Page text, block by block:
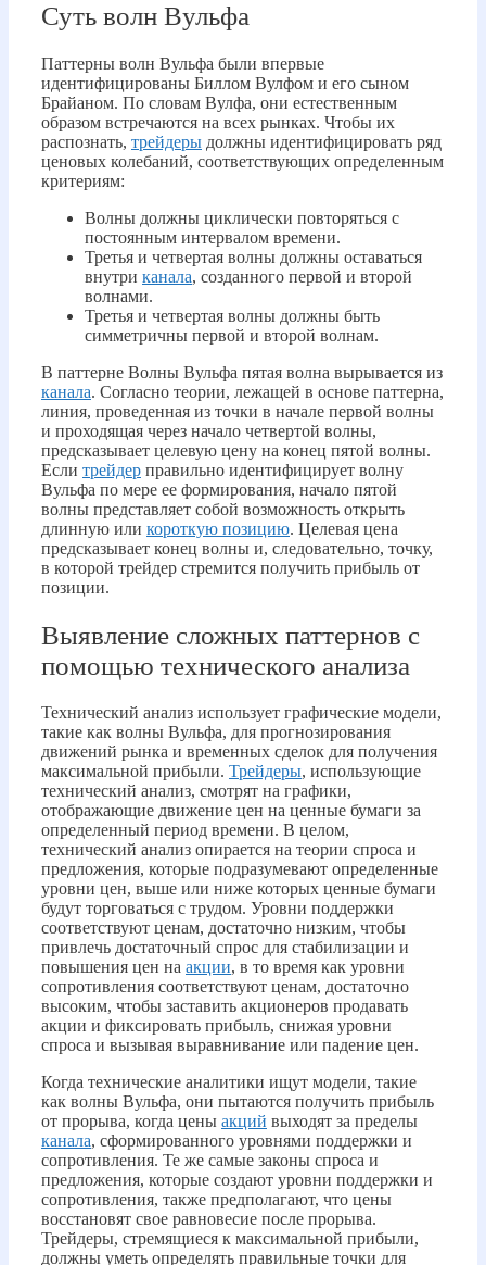
Суть волн Вульфа
Паттерны волн Вульфа были впервые
идентифицированы Биллом Вулфом и его сыном
Брайаном. По словам Вулфа, они естественным
образом встречаются на всех рынках. Чтобы их
распознать, трейдеры должны идентифицировать ряд
ценовых колебаний, соответствующих определенным
критериям:
Волны должны циклически повторяться с
постоянным интервалом времени.
Третья и четвертая волны должны оставаться
внутри канала, созданного первой и второй
волнами.
Третья и четвертая волны должны быть
симметричны первой и второй волнам.
В паттерне Волны Вульфа пятая волна вырывается из
канала. Согласно теории, лежащей в основе паттерна,
линия, проведенная из точки в начале первой волны
и проходящая через начало четвертой волны,
предсказывает целевую цену на конец пятой волны.
Если трейдер правильно идентифицирует волну
Вульфа по мере ее формирования, начало пятой
волны представляет собой возможность открыть
длинную или короткую позицию. Целевая цена
предсказывает конец волны и, следовательно, точку,
в которой трейдер стремится получить прибыль от
позиции.
Выявление сложных паттернов с
помощью технического анализа
Технический анализ использует графические модели,
такие как волны Вульфа, для прогнозирования
движений рынка и временных сделок для получения
максимальной прибыли. Трейдеры, использующие
технический анализ, смотрят на графики,
отображающие движение цен на ценные бумаги за
определенный период времени. В целом,
технический анализ опирается на теории спроса и
предложения, которые подразумевают определенные
уровни цен, выше или ниже которых ценные бумаги
будут торговаться с трудом. Уровни поддержки
соответствуют ценам, достаточно низким, чтобы
привлечь достаточный спрос для стабилизации и
повышения цен на акции, в то время как уровни
сопротивления соответствуют ценам, достаточно
высоким, чтобы заставить акционеров продавать
акции и фиксировать прибыль, снижая уровни
спроса и вызывая выравнивание или падение цен.
Когда технические аналитики ищут модели, такие
как волны Вульфа, они пытаются получить прибыль
от прорыва, когда цены акций выходят за пределы
канала, сформированного уровнями поддержки и
сопротивления. Те же самые законы спроса и
предложения, которые создают уровни поддержки и
сопротивления, также предполагают, что цены
восстановят свое равновесие после прорыва.
Трейдеры, стремящиеся к максимальной прибыли,
должны уметь определять правильные точки для